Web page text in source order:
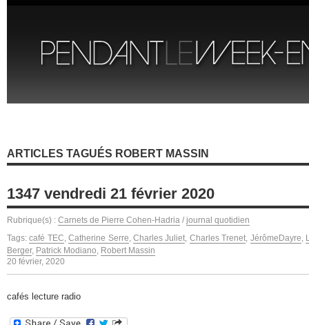
ARTICLES TAGUÉS ROBERT MASSIN
1347 vendredi 21 février 2020
Rubrique(s) : Carnets de Pierre Cohen-Hadria / journal quotidien
Tags:café TEC,Catherine Serre,Charles Juliet, Charles Trenet, JérômeDayre,
Berger, Patrick Modiano, Robert Massin
20 février, 2020
cafés lecture radio